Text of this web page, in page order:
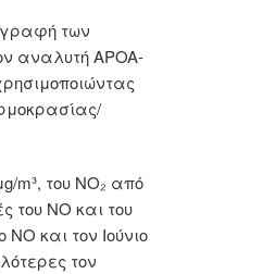
των
αναλυτή APOA-
m³, του ΝΟ₂ από
του ΝΟ και του
και τον Ιούνιο
τον